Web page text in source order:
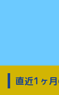
直近1ヶ